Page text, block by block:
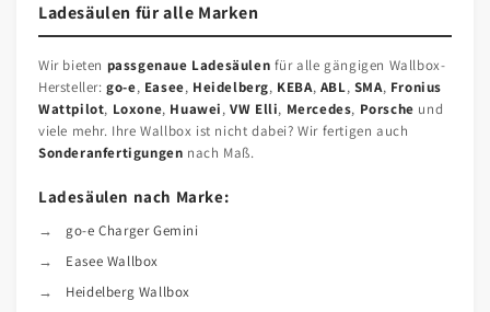
Ladesäulen für alle Marken
Wir bieten passgenaue Ladesäulen für alle gängigen Wallbox-
Hersteller:go-e, Easee, Heidelberg, KEBA, ABL, SMA, Fronius
Wattpilot, Loxone, Huawei,VW Elli, Mercedes, Porsche und
viele mehr. Ihre Wallbox ist nicht dabei? Wir fertigen auch
Sonderanfertigungen nach Maß.
Ladesäulen nach Marke:
go-e Charger Gemini
Easee Wallbox
Heidelberg Wallbox